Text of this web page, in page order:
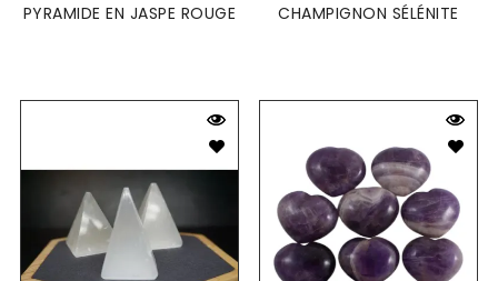
PYRAMIDE EN JASPE ROUGE CHAMPIGNON SÉLÉNITE